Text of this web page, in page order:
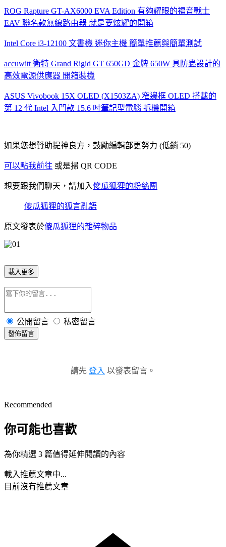
ROG Rapture GT-AX6000 EVA Edition 有夠耀眼的福音戰士
EAV 聯名款無線路由器 就是要炫耀的開箱
Intel Core i3-12100 文書機 迷你主機 簡單推薦與簡單測試
accuwitt 衛特 Grand Rigid GT 650GD 金牌 650W 具防蟲設計的
高效電源供應器 開箱裝機
ASUS Vivobook 15X OLED (X1503ZA) 窄邊框 OLED 搭載的
第 12 代 Intel 入門款 15.6 吋筆記型電腦 拆機開箱
如果您想贊助提神良方，鼓勵編輯部更努力 (低銷 50)
可以點我前往 或是掃 QR CODE
想要跟我們聊天，請加入傻瓜狐狸的粉絲團
傻瓜狐狸的狐言亂語
原文發表於傻瓜狐狸的雜碎物品
載入更多
公開留言 私密留言
發佈留言
請先 登入 以發表留言。
Recommended
你可能也喜歡
為你精選 3 篇值得延伸閱讀的內容
載入推薦文章中...
目前沒有推薦文章